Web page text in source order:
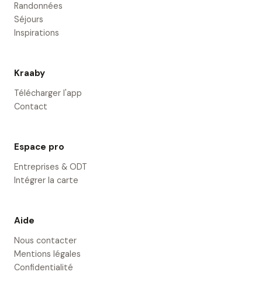
Randonnées
Séjours
Inspirations
Kraaby
Télécharger l'app
Contact
Espace pro
Entreprises & ODT
Intégrer la carte
Aide
Nous contacter
Mentions légales
Confidentialité